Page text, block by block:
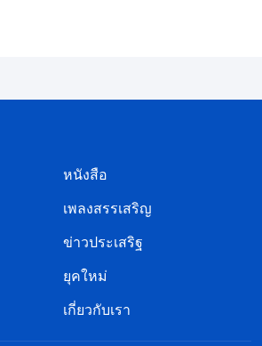
พระองค์ เพื่อให้ข้าพระองค์ได้
พระองค์เองด้วยเถิด”
ระวจนะเหล่านี้ซึ่งเป็นวิวรณ์จาก
ยและเจตนาทั้งหลายของเจ้าเกิด
ตใจหรือไม่? คำพูดและการกระทำ
ดและทำตอนที่เราอยู่ด้วยหรือไม่?
หนังสือ
เพลงสรรเสริญ
ข่าวประเสริฐ
ยุคใหม่
เกี่ยวกับเรา